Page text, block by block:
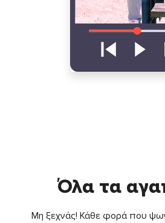
Όλα τα
Μη ξεχνάς! Κάθε φορά που